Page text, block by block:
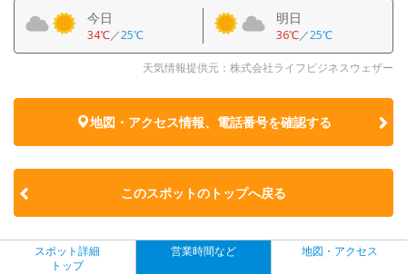
今日
34℃／25℃
明日
36℃／25℃
天気情報提供元：株式会社ライフビジネスウェザー
地図・アクセス情報、電話番号を確認する
このスポットのトップへ戻る
スポット詳細
トップ
営業時間など 地図・アクセス